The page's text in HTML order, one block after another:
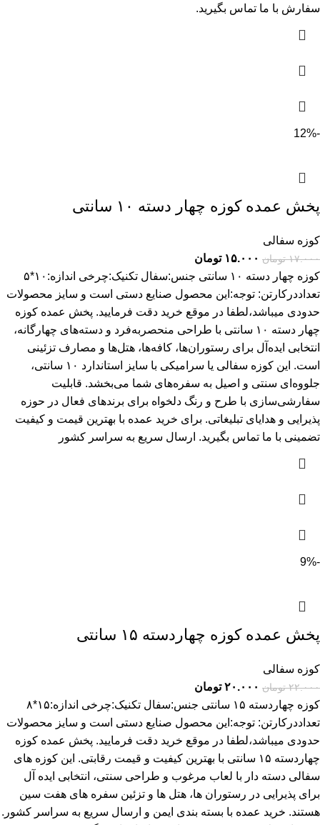
سفارش با ما تماس بگیرید.
-12%
پخش عمده کوزه چهار دسته ۱۰ سانتی
کوزه سفالی
۱۷.۰۰۰ تومان ۱۵.۰۰۰ تومان
کوزه چهار دسته ۱۰ سانتی جنس:سفال تکنیک:چرخی اندازه:۱۰*۵
تعداددرکارتن: توجه:این محصول صنایع دستی است و سایز محصولات
حدودی میباشد،لطفا در موقع خرید دقت فرمایید. پخش عمده کوزه
چهار دسته ۱۰ سانتی با طراحی منحصربه‌فرد و دسته‌های چهارگانه،
انتخابی ایده‌آل برای رستوران‌ها، کافه‌ها، هتل‌ها و مصارف تزئینی
است. این کوزه سفالی یا سرامیکی با سایز استاندارد ۱۰ سانتی،
جلووه‌ای سنتی و اصیل به سفره‌های شما می‌بخشد. قابلیت
سفارشی‌سازی با طرح و رنگ دلخواه برای برندهای فعال در حوزه
پذیرایی و هدایای تبلیغاتی. برای خرید عمده با بهترین قیمت و کیفیت
تضمینی با ما تماس بگیرید. ارسال سریع به سراسر کشور
-9%
پخش عمده کوزه چهاردسته ۱۵ سانتی
کوزه سفالی
۲۲.۰۰۰ تومان ۲۰.۰۰۰ تومان
کوزه چهاردسته ۱۵ سانتی جنس:سفال تکنیک:چرخی اندازه:۱۵*۸
تعداددرکارتن: توجه:این محصول صنایع دستی است و سایز محصولات
حدودی میباشد،لطفا در موقع خرید دقت فرمایید. پخش عمده کوزه
چهاردسته ۱۵ سانتی با بهترین کیفیت و قیمت رقابتی. این کوزه های
سفالی دسته دار با لعاب مرغوب و طراحی سنتی، انتخابی ایده آل
برای پذیرایی در رستوران ها، هتل ها و تزئین سفره های هفت سین
هستند. خرید عمده با بسته بندی ایمن و ارسال سریع به سراسر کشور.